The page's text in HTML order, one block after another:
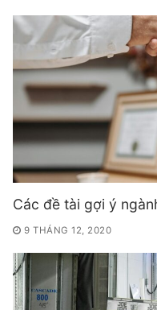
Các đề tài gợi ý
9 THÁNG 12, 2020